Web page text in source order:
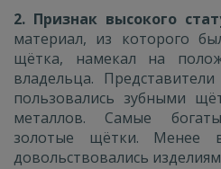
2. Признак высокого
материал, из которого
щётка, намекал на
владельца.
пользовались зубными
металлов. Самые
золотые щётки. Менее
довольствовались